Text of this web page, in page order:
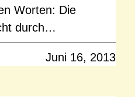
Worten: Die
durch…
Juni 16, 2013